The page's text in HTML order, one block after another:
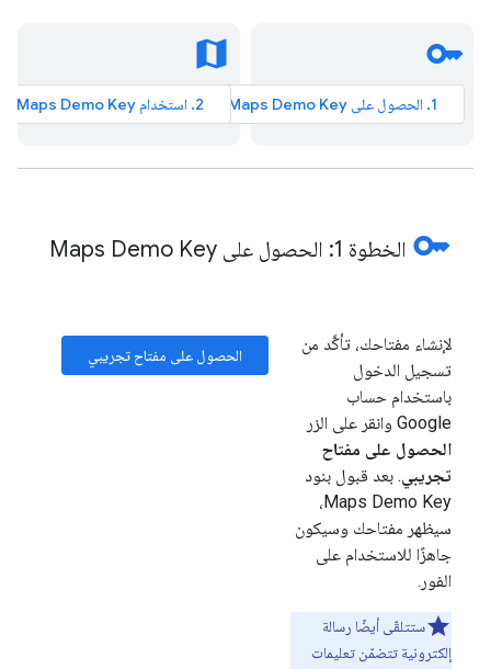
key
1. الحصول على Maps Demo Key
map
2. استخدام Maps Demo Key
key الخطوة 1: الحصول على Maps Demo Key
لإنشاء مفتاحك، تأكَّد من
تسجيل الدخول
باستخدام حساب
Google وانقر على الزر
الحصول على مفتاح
تجريبي. بعد قبول بنود
Maps Demo Key،
سيظهر مفتاحك وسيكون
جاهزًا للاستخدام على
الفور.
ستتلقّى أيضًا رسالة
إلكترونية تتضمّن تعليمات
الحصول على مفتاح تجريبي